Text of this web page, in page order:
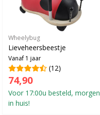
Wheelybug
Lieveheersbeestje
Vanaf 1 jaar
(12)
74,90
Voor 17:00u besteld, morgen
in huis!